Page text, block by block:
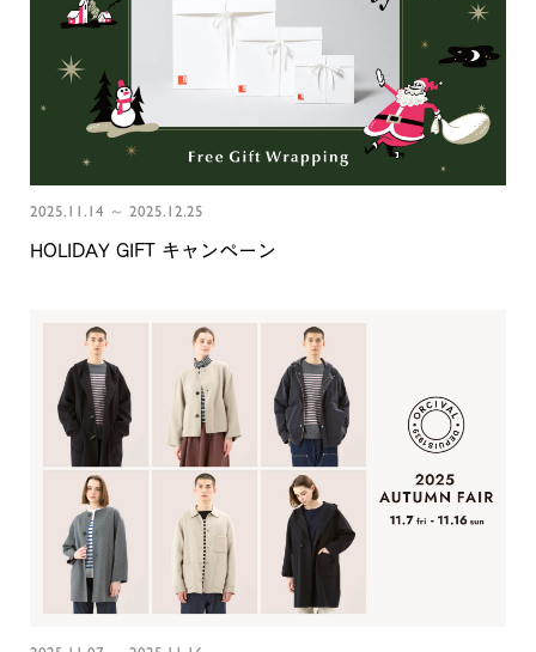
2025.11.14 ～ 2025.12.25
HOLIDAY GIFT キャンペーン